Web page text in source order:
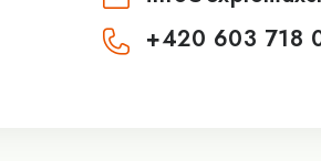
+420 603 718